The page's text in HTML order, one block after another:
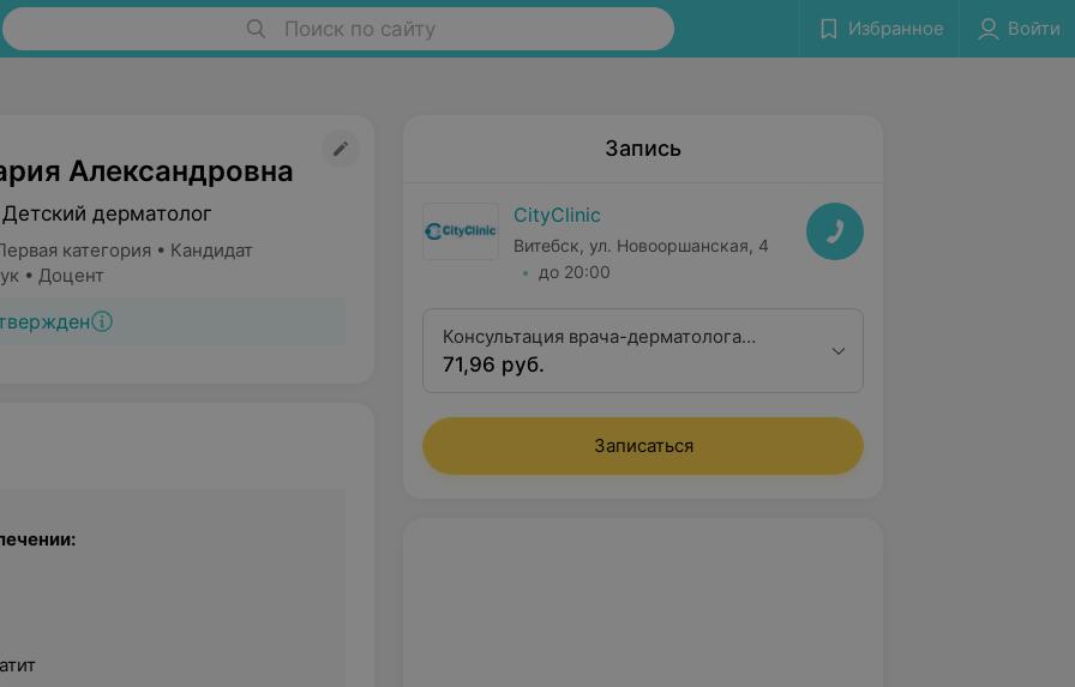
Поиск по сайту Избранное Войти
Александровна
дерматолог
категория • Кандидат
• Доцент
Запись
CityClinic
Витебск, ул. Новооршанская, 4
до 20:00
Консультация врача-дерматолога
расширенная
71,96 руб.
Записаться